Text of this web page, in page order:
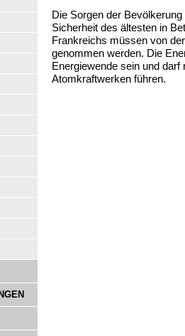
Die Sorgen der
Sicherheit des ältesten in
Frankreichs müssen von
genommen werden. Die
Energiewende sein und
Atomkraftwerken führen.